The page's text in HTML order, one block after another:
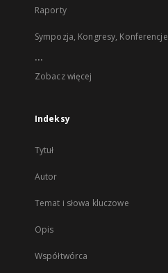
Raporty
Sympozja, Kongresy, Konferencje
...
Zobacz więcej
Indeksy
Tytuł
Autor
Temat i słowa kluczowe
Opis
Współtwórca